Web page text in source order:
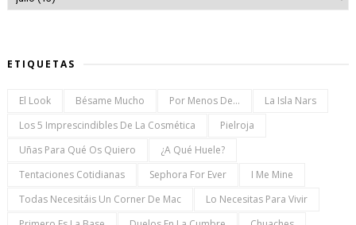
ETIQUETAS
El Look Bésame Mucho Por Menos De...
La Isla Nars
Los 5 Imprescindibles De La Cosmética
Pielroja
Uñas Para Qué Os Quiero
¿a Qué Huele?
Tentaciones Cotidianas
Sephora For Ever
I Me Mine
Todas Necesitáis Un Corner De Mac
Lo Necesitas Para Vivir